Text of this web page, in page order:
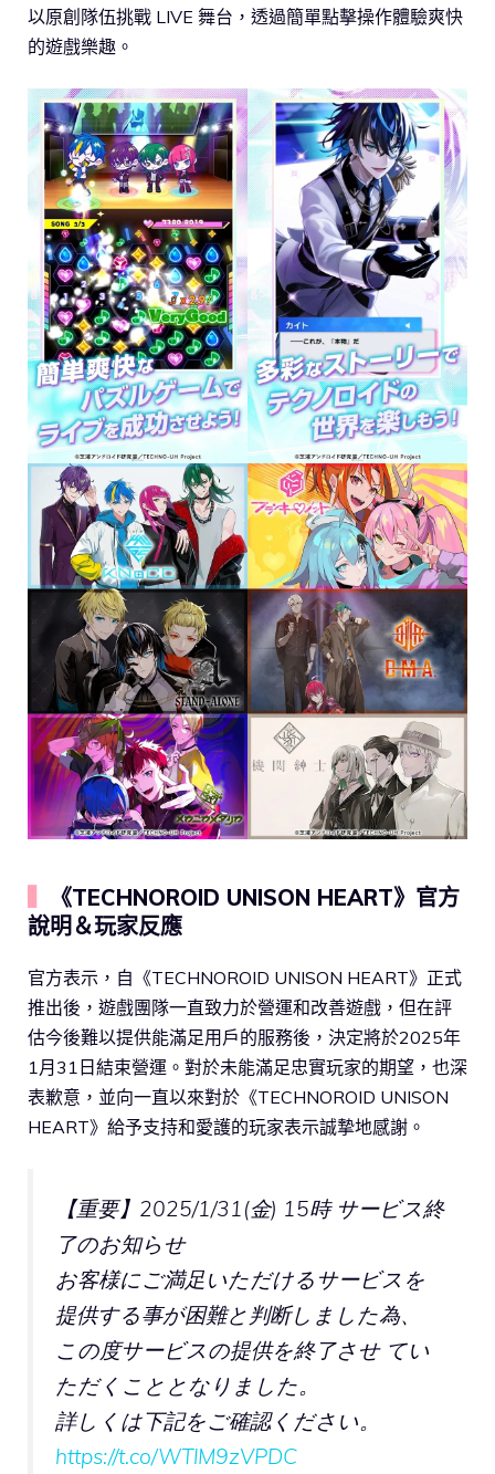
以原創隊伍挑戰 LIVE 舞台，透過簡單點擊操作體驗爽快
的遊戲樂趣。
《TECHNOROID UNISON HEART》官方
說明＆玩家反應
官方表示，自《TECHNOROID UNISON HEART》正式
推出後，遊戲團隊一直致力於營運和改善遊戲，但在評
估今後難以提供能滿足用戶的服務後，決定將於2025年
1月31日結束營運。對於未能滿足忠實玩家的期望，也深
表歉意，並向一直以來對於《TECHNOROID UNISON
HEART》給予支持和愛護的玩家表示誠摯地感謝。
【重要】2025/1/31(金) 15時 サービス終
了のお知らせ
お客様にご満足いただけるサービスを
提供する事が困難と判断しました為、
この度サービスの提供を終了させ てい
ただくこととなりました。
詳しくは下記をご確認ください。
https://t.co/WTlM9zVPDC